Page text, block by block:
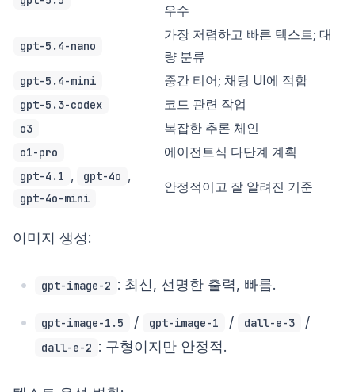
우수
gpt-5.4-nano
가장 저렴하고 빠른 텍스트; 대
량 분류
gpt-5.4-mini 중간 티어; 채팅 UI에 적합
gpt-5.3-codex 코드 관련 작업
o3 복잡한 추론 체인
o1-pro 에이전트식 다단계 계획
gpt-4.1 gpt-4o
gpt-4o-mini
안정적이고 잘 알려진 기준
이미지 생성:
gpt-image-2 : 최신, 선명한 출력, 빠름.
gpt-image-1.5 / gpt-image-1 / dall-e-3 /
dall-e-2 : 구형이지만 안정적.